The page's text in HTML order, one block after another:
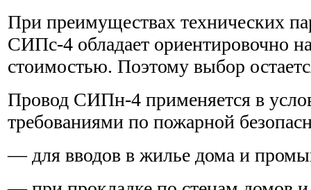
При преимуществах технических
СИПс-4 обладает ориентировочно
стоимостью. Поэтому выбор
Провод СИПн-4 применяется в
требованиями по пожарной
— для вводов в жилье дома и